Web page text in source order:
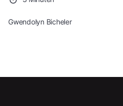
Gwendolyn Bicheler